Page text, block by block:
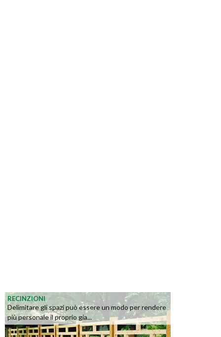
RECINZIONI
Delimitare gli spazi può essere un modo per rendere
più personale il proprio gia...